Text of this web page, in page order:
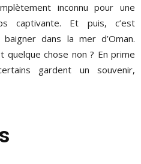
inconnu pour une
captivante. Et puis, c’est
dans la mer d’Oman.
quelque chose non ? En prime
gardent un souvenir,